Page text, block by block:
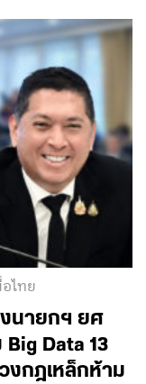
ไทย
นายกฯ ยศ
Data 13
งกฎเหล็กห้าม